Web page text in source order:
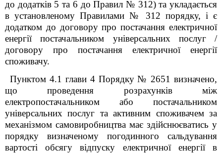
до додатків 5 та 6 до Правил № 312) та укладається
в установленому Правилами № 312 порядку, і є
додатком до договору про постачання електричної
енергії постачальником універсальних послуг /
договору про постачання електричної енергії
споживачу.
Пунктом 4.1 глави 4 Порядку № 2651 визначено,
що проведення розрахунків між
електропостачальником або постачальником
універсальних послуг та активним споживачем за
механізмом самовиробництва має здійснюєватись у
порядку визначеному погодинного сальдування
вартості обсягу відпуску електричної енергії в